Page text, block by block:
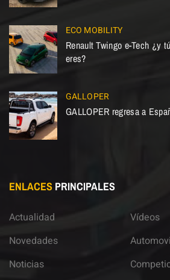
ECO MOBILITY
Renault Twingo e-Tech ¿y
eres?
GALLOPER
GALLOPER regresa a
ENLACES PRINCIPALES
Actualidad
Novedades
Noticias
Vídeos